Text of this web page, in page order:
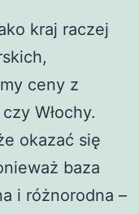
kraj raczej
ceny z
Włochy.
okazać się
baza
i różnorodna –